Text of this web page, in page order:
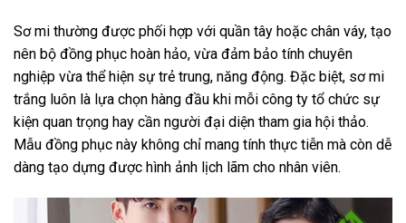
Sơ mi thường được phối hợp với quần tây hoặc chân váy, tạo
nên bộ đồng phục hoàn hảo, vừa đảm bảo tính chuyên
nghiệp vừa thể hiện sự trẻ trung, năng động. Đặc biệt, sơ mi
trắng luôn là lựa chọn hàng đầu khi mỗi công ty tổ chức sự
kiện quan trọng hay cần người đại diện tham gia hội thảo.
Mẫu đồng phục này không chỉ mang tính thực tiễn mà còn dễ
dàng tạo dựng được hình ảnh lịch lãm cho nhân viên.